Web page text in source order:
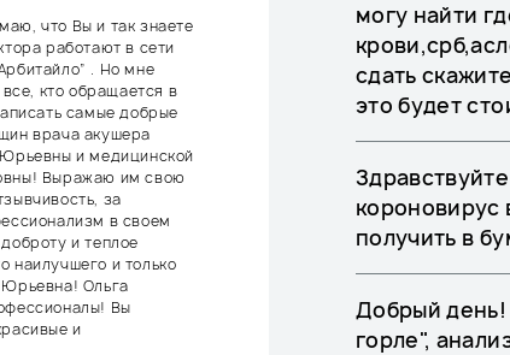
что Вы и так знаете
работают в сети
. Но мне
кто обращается в
самые добрые
врача акушера
и медицинской
Выражаю им свою
за
в своем
и теплое
наилучшего и только
Юрьевна! Ольга
Вы
и
могу найти
сдать
это будет
короновирус
получить в
Добрый день!
горле",